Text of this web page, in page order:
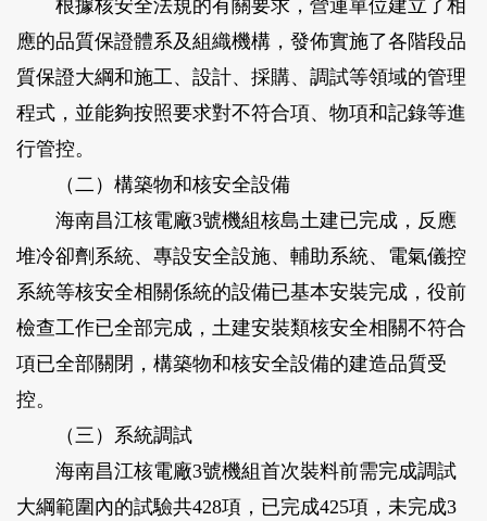
根據核安全法規的有關要求，營運單位建立了相
應的品質保證體系及組織機構，發佈實施了各階段品
質保證大綱和施工、設計、採購、調試等領域的管理
程式，並能夠按照要求對不符合項、物項和記錄等進
行管控。
（二）構築物和核安全設備
海南昌江核電廠3號機組核島土建已完成，反應
堆冷卻劑系統、專設安全設施、輔助系統、電氣儀控
系統等核安全相關係統的設備已基本安裝完成，役前
檢查工作已全部完成，土建安裝類核安全相關不符合
項已全部關閉，構築物和核安全設備的建造品質受
控。
（三）系統調試
海南昌江核電廠3號機組首次裝料前需完成調試
大綱範圍內的試驗共428項，已完成425項，未完成3